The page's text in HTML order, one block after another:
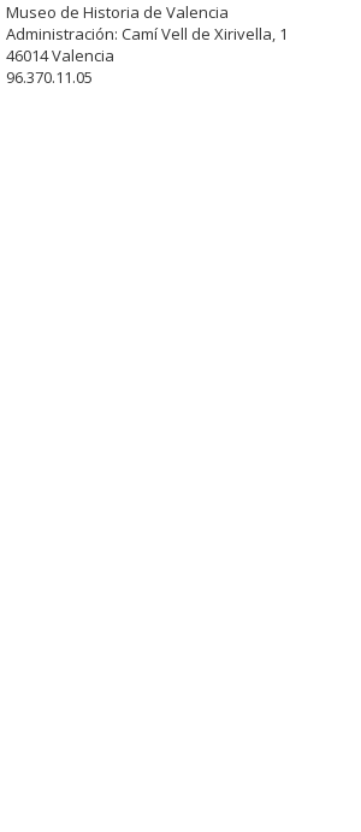
Museo de Historia de Valencia
Administración: Camí Vell de Xirivella, 1
46014 Valencia
96.370.11.05